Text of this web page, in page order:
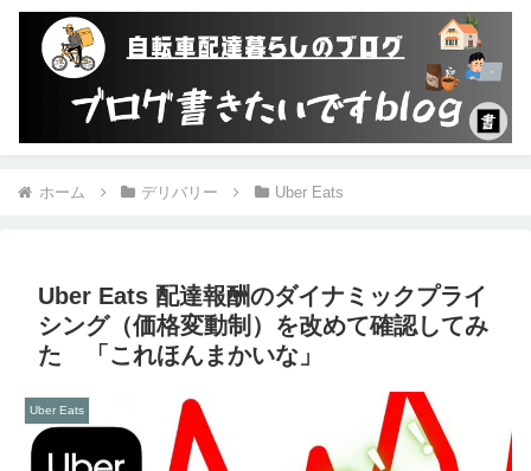
ホーム デリバリー Uber Eats
Uber Eats 配達報酬のダイナミックプライ
シング（価格変動制）を改めて確認してみ
た 「これほんまかいな」
Uber Eats